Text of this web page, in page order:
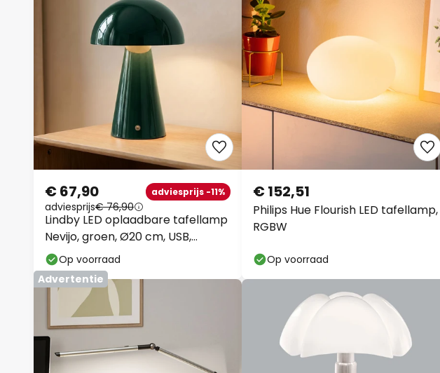
Lindby LED oplaadbare tafellamp
Nevijo, groen, Ø20 cm, USB,
dimmer
€ 67,90 adviesprijs -11%
adviesprijs€ 76,90
Op voorraad
Philips Hue Flourish LED tafellamp,
RGBW
€ 152,51
Op voorraad
Advertentie